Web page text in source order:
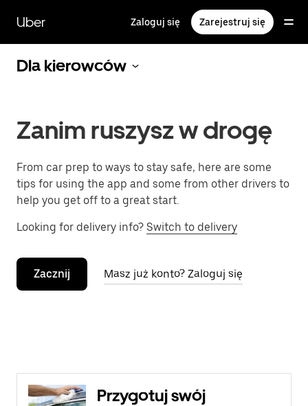
głównej
zawartości
Uber Zaloguj się Zarejestruj się
Dla kierowców
Zanim ruszysz w drogę
From car prep to ways to stay safe, here are some
tips for using the app and some from other drivers to
help you get off to a great start.
Looking for delivery info? Switch to delivery
Zacznij Masz już konto? Zaloguj się
Przygotuj swój